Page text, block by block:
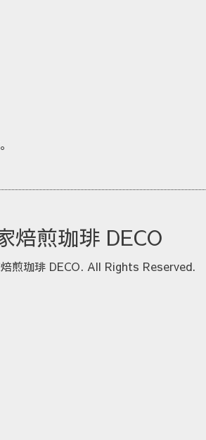
焙煎珈琲 DECO
煎珈琲 DECO. All Rights Reserved.